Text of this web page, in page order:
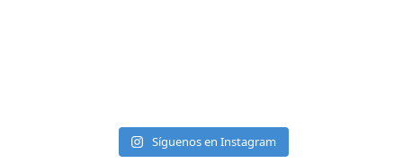
Síguenos en Instagram